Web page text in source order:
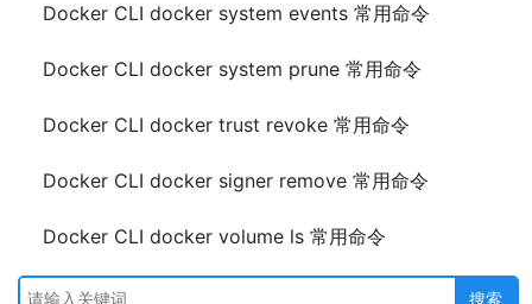
Docker CLI docker system events 常用命令
Docker CLI docker system prune 常用命令
Docker CLI docker trust revoke 常用命令
Docker CLI docker signer remove 常用命令
Docker CLI docker volume ls 常用命令